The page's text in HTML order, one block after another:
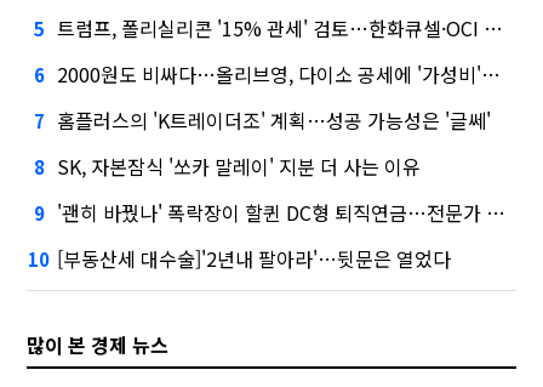
5 트럼프, 폴리실리콘 '15% 관세' 검토…한화큐셀·OCI 영향은?
6 2000원도 비싸다…올리브영, 다이소 공세에 '가성비'로 맞불
7 홈플러스의 'K트레이더조' 계획…성공 가능성은 '글쎄'
8 SK, 자본잠식 '쏘카 말레이' 지분 더 사는 이유
9 '괜히 바꿨나' 폭락장이 할퀸 DC형 퇴직연금…전문가 조언은
10 [부동산세 대수술]'2년내 팔아라'…뒷문은 열었다
많이 본 경제 뉴스